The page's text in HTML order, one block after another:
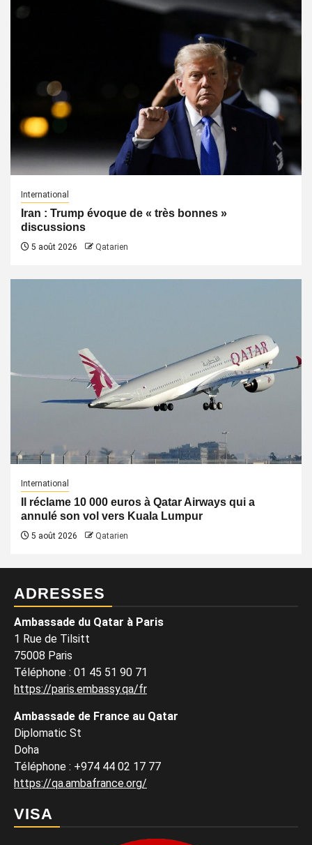
International
Iran : Trump évoque de « très bonnes »
discussions
5 août 2026 Qatarien
International
Il réclame 10 000 euros à Qatar Airways qui a
annulé son vol vers Kuala Lumpur
5 août 2026 Qatarien
ADRESSES
Ambassade du Qatar à Paris
1 Rue de Tilsitt
75008 Paris
Téléphone : 01 45 51 90 71
https://paris.embassy.qa/fr
Ambassade de France au Qatar
Diplomatic St
Doha
Téléphone : +974 44 02 17 77
https://qa.ambafrance.org/
VISA